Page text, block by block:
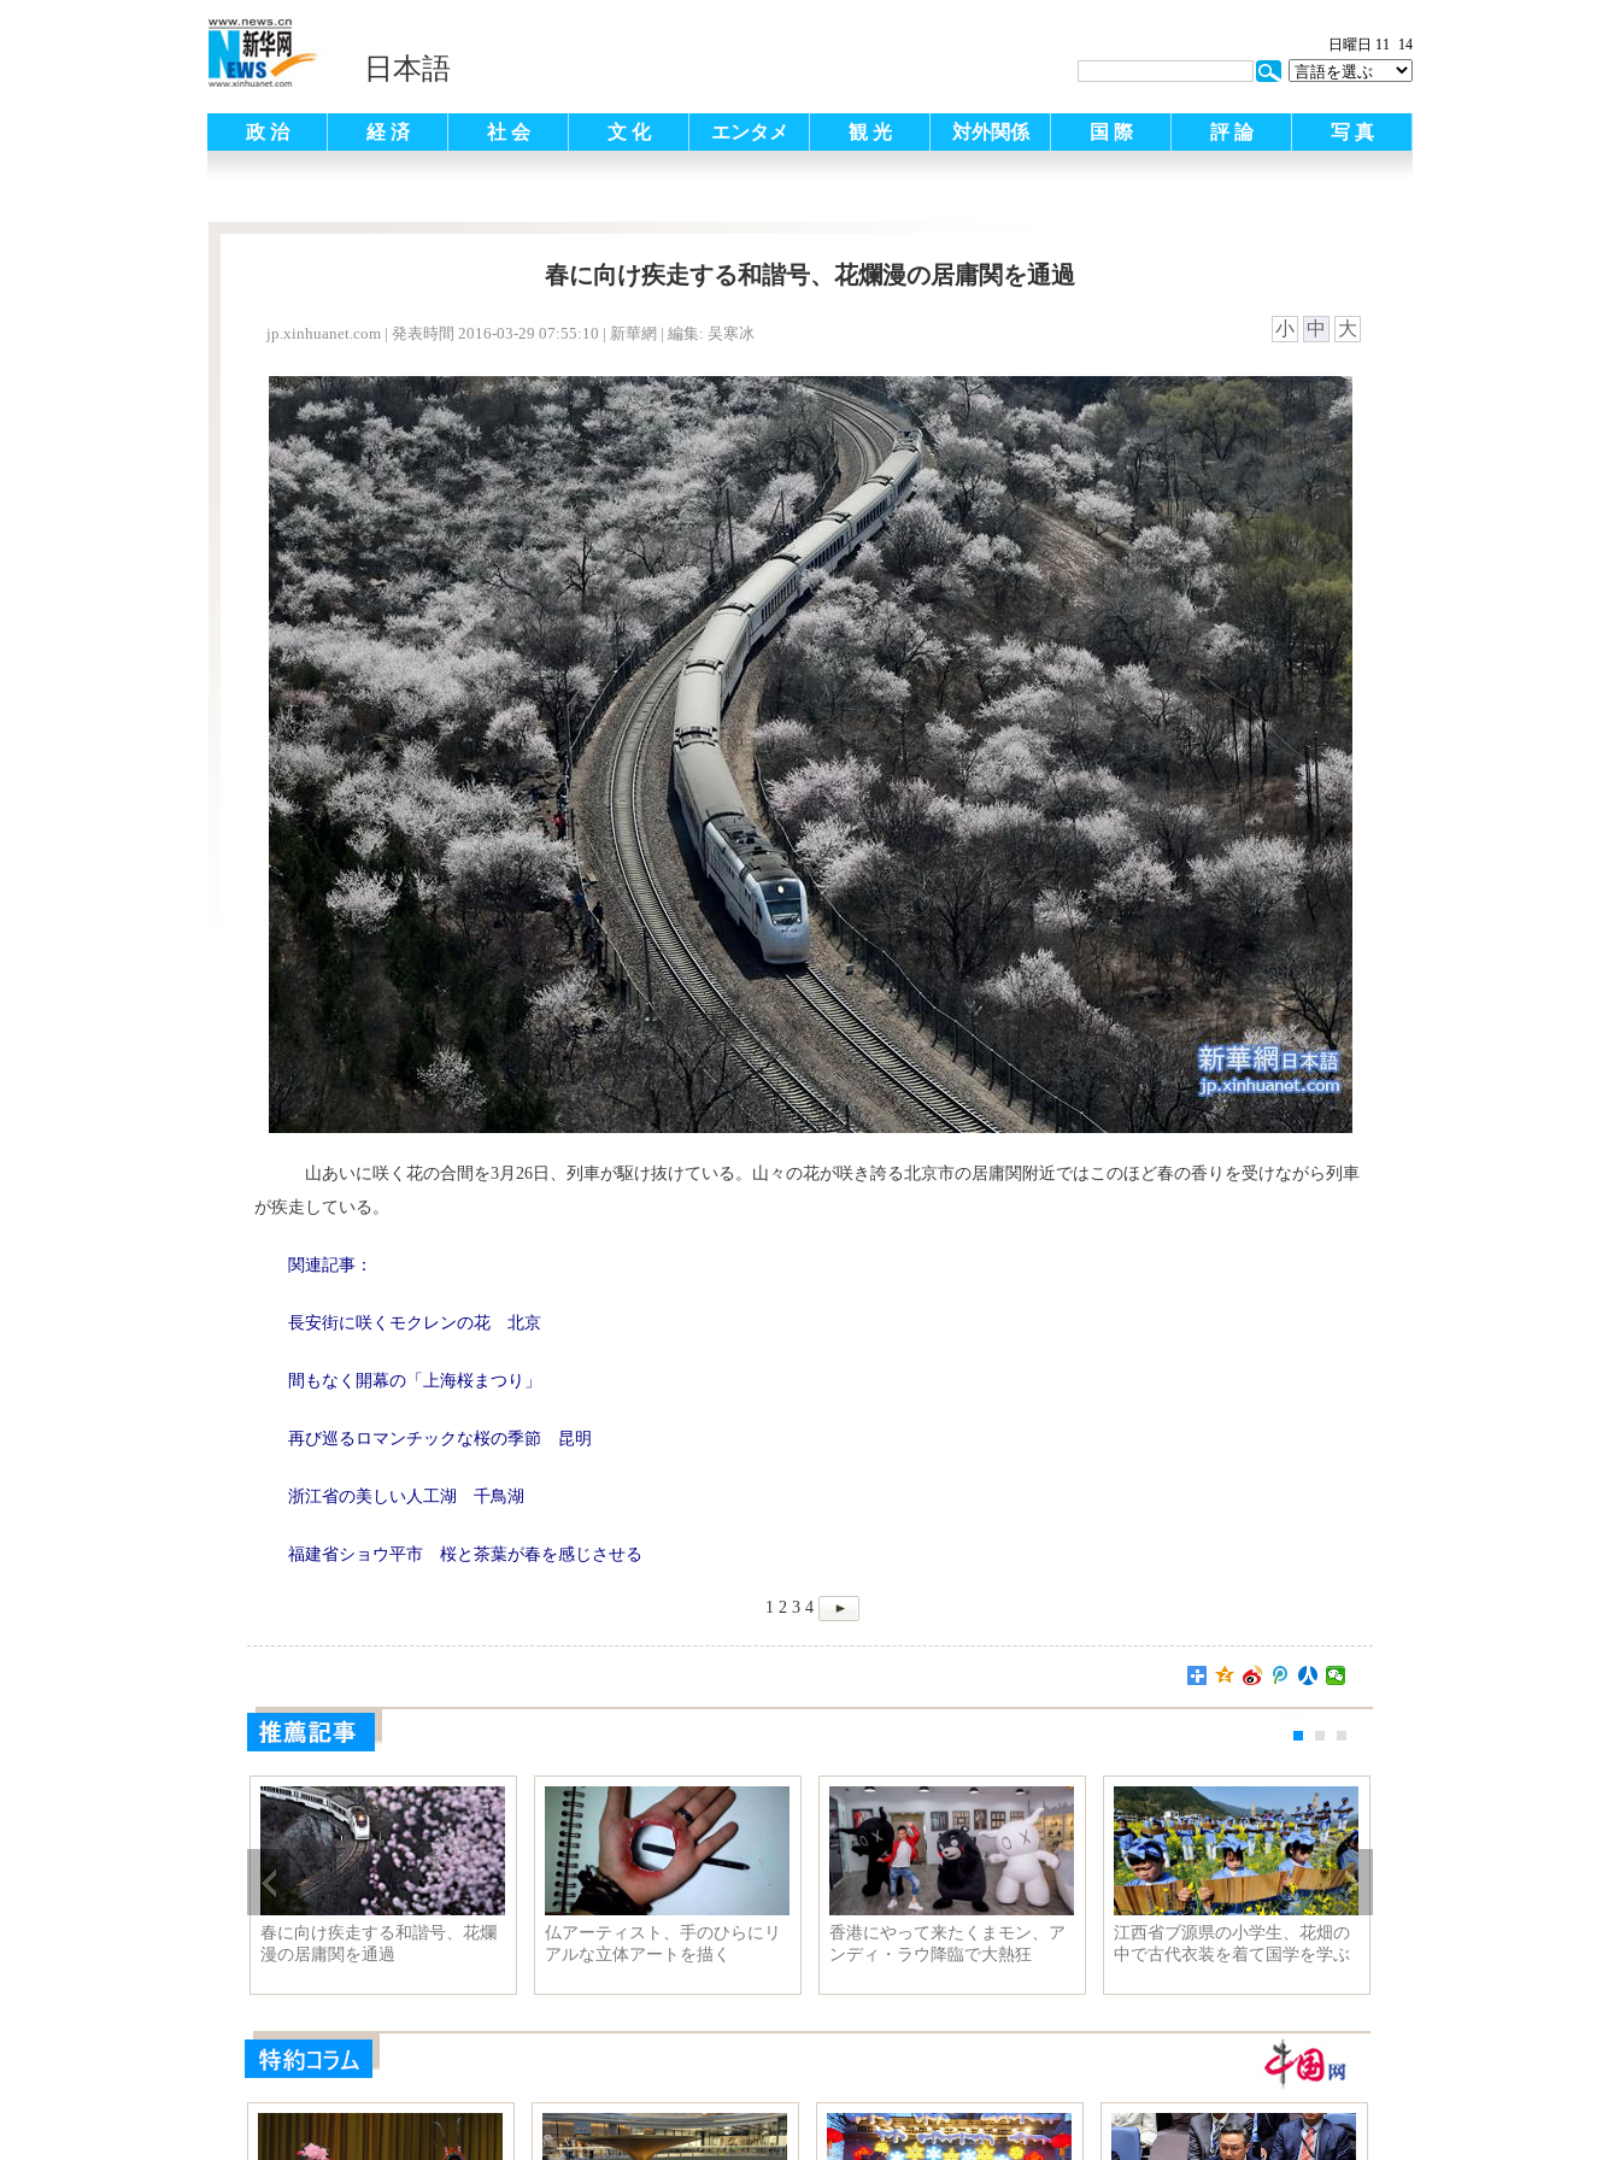
日本語
日曜日 11 14
政 治 経 済 社 会 文 化 エンタメ 観 光 対外関係 国 際 評 論 写 真
春に向け疾走する和諧号、花爛漫の居庸関を通過
jp.xinhuanet.com | 発表時間 2016-03-29 07:55:10 | 新華網 | 編集: 吴寒冰 小 中 大
山あいに咲く花の合間を3月26日、列車が駆け抜けている。山々の花が咲き誇る北京市の居庸関附近ではこのほど春の香りを受けながら列車
が疾走している。
関連記事：
長安街に咲くモクレンの花 北京
間もなく開幕の「上海桜まつり」
再び巡るロマンチックな桜の季節 昆明
浙江省の美しい人工湖 千鳥湖
福建省ショウ平市 桜と茶葉が春を感じさせる
1 2 3 4
春に向け疾走する和諧号、花爛
漫の居庸関を通過
仏アーティスト、手のひらにリ
アルな立体アートを描く
香港にやって来たくまモン、ア
ンディ・ラウ降臨で大熱狂
江西省ブ源県の小学生、花畑の
中で古代衣装を着て国学を学ぶ